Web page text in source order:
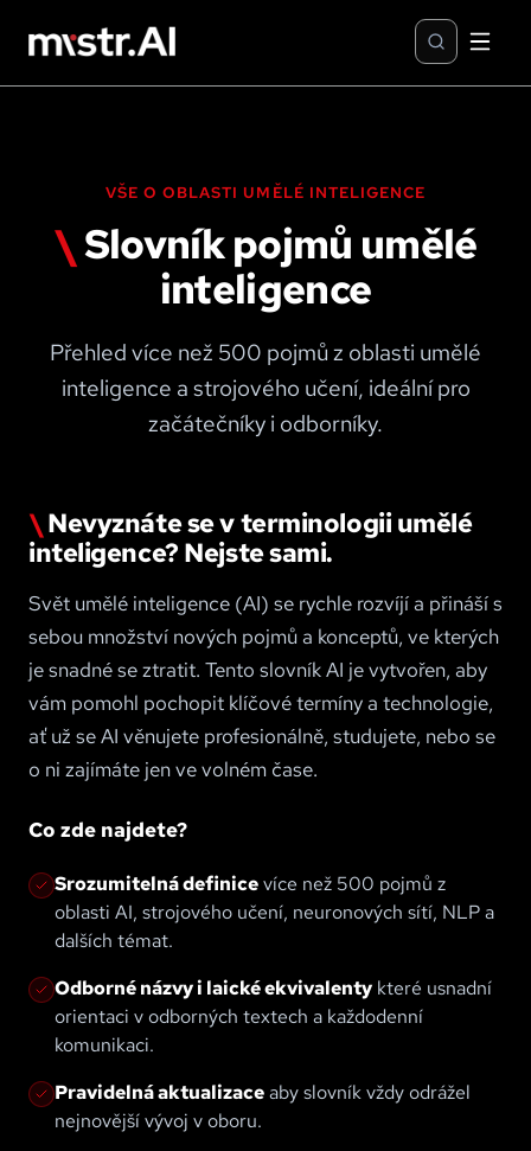
VŠE O OBLASTI UMĚLÉ INTELIGENCE
\Slovník pojmů umělé
inteligence
Přehled více než 500 pojmů z oblasti umělé
inteligence a strojového učení, ideální pro
začátečníky i odborníky.
\Nevyznáte se v terminologii umělé
inteligence? Nejste sami.
Svět umělé inteligence (AI) se rychle rozvíjí a přináší s
sebou množství nových pojmů a konceptů, ve kterých
je snadné se ztratit. Tento slovník AI je vytvořen, aby
vám pomohl pochopit klíčové termíny a technologie,
ať už se AI věnujete profesionálně, studujete, nebo se
o ni zajímáte jen ve volném čase.
Co zde najdete?
Srozumitelná definicevíce než 500 pojmů z
oblasti AI, strojového učení, neuronových sítí, NLP a
dalších témat.
Odborné názvy i laické ekvivalenty které usnadní
orientaci v odborných textech a každodenní
komunikaci.
Pravidelná aktualizaceaby slovník vždy odrážel
nejnovější vývoj v oboru.